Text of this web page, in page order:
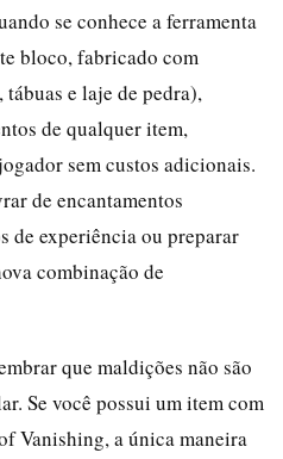
se conhece a ferramenta
bloco, fabricado com
e laje de pedra),
de qualquer item,
sem custos adicionais.
de encantamentos
de experiência ou preparar
combinação de
que maldições não são
Se você possui um item com
Vanishing, a única maneira